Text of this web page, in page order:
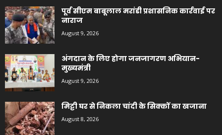
पूर्व सीएम बाबूलाल मरांडी प्रशासनिक कार्रवाई पर
नाराज
August 9, 2026
अंगदान के लिए होगा जनजागरण अभियान-
मुख्यमंत्री
August 9, 2026
मिट्टी घर से निकला चांदी के सिक्कों का खजाना
August 8, 2026